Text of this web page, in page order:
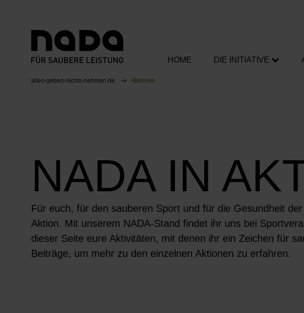
Zum Inhalt springen
HOME DIE INITIATIVE
Sie sind hier:
alles-geben-nichts-nehmen.de Aktionen
NADA IN
Für euch, für den sauberen Sport und für die Gesundheit
Aktion. Mit unserem NADA-Stand findet ihr uns bei
dieser Seite eure Aktivitäten, mit denen ihr ein Zeichen für
Beiträge, um mehr zu den einzelnen Aktionen zu erfahren.